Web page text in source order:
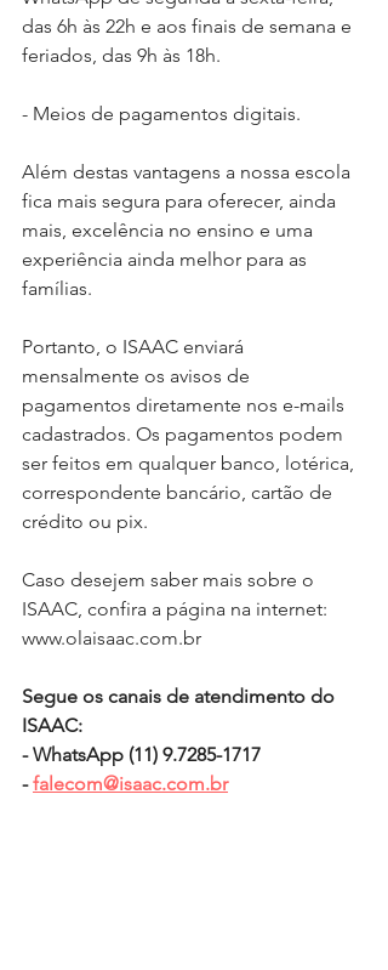
das 6h às 22h e aos finais de semana e
feriados, das 9h às 18h.
- Meios de pagamentos digitais.
Além destas vantagens a nossa escola
fica mais segura para oferecer, ainda
mais, excelência no ensino e uma
experiência ainda melhor para as
famílias.
Portanto, o ISAAC enviará
mensalmente os avisos de
pagamentos diretamente nos e-mails
cadastrados. Os pagamentos podem
ser feitos em qualquer banco, lotérica,
correspondente bancário, cartão de
crédito ou pix.
Caso desejem saber mais sobre o
ISAAC, confira a página na internet:
www.olaisaac.com.br
Segue os canais de atendimento do
ISAAC:
- WhatsApp (11) 9.7285-1717
- falecom@isaac.com.br